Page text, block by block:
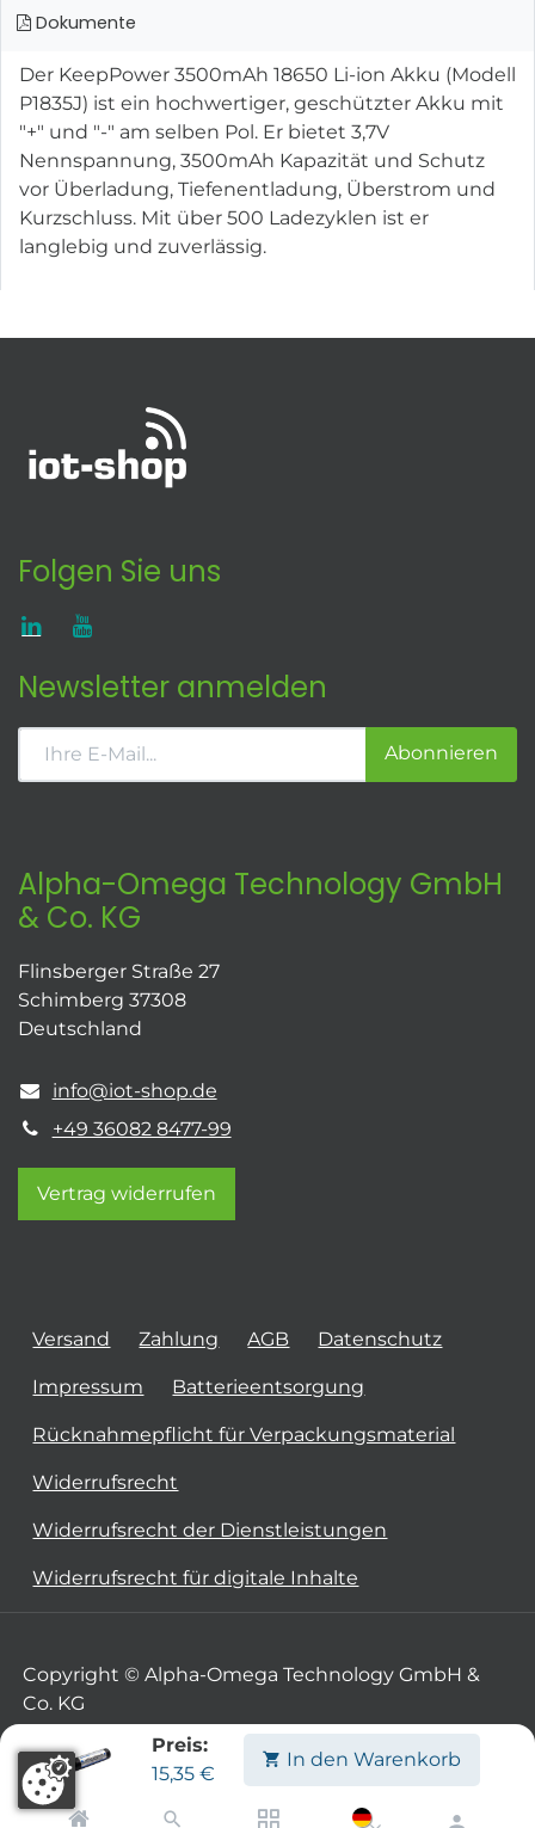
Preis:
15,35€
In den Warenkorb
Dokumente
Der KeepPower 3500mAh 18650 Li-ion Akku (Modell
P1835J) ist ein hochwertiger, geschützter Akku mit
"+" und "-" am selben Pol. Er bietet 3,7V
Nennspannung, 3500mAh Kapazität und Schutz
vor Überladung, Tiefenentladung, Überstrom und
Kurzschluss. Mit über 500 Ladezyklen ist er
langlebig und zuverlässig.
Folgen Sie uns
Newsletter anmelden
Abonnieren
Alpha-Omega Technology GmbH
& Co. KG
Flinsberger Straße 27
Schimberg 37308
Deutschland
info@iot-shop.de
+49 36082 8477-99
Vertrag widerrufen
Versand Zahlung AGB Datenschutz
Impressum Batterieentsorgung
Rücknahmepflicht für Verpackungsmaterial
Widerrufsrecht
Widerrufsrecht der Dienstleistungen
Widerrufsrecht für digitale Inhalte
Copyright © Alpha-Omega Technology GmbH &
Co. KG